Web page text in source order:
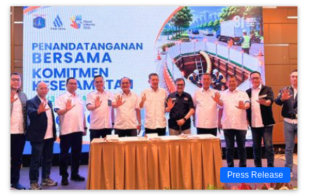
Press Release